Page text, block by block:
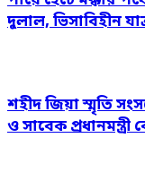
দুলাল, ভিসাবিহীন
শহীদ জিয়া স্মৃতি
ও সাবেক